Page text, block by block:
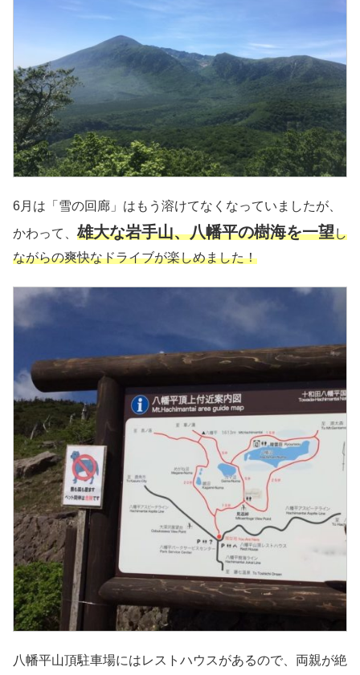
6月は「雪の回廊」はもう溶けてなくなっていましたが、
かわって、雄大な岩手山、八幡平の樹海を一望し
ながらの爽快なドライブが楽しめました！
八幡平山頂駐車場にはレストハウスがあるので、両親が絶